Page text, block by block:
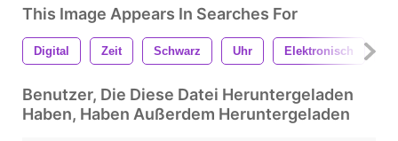
This Image Appears In Searches For
Digital Zeit Schwarz Uhr Elektronisch
Benutzer, Die Diese Datei Heruntergeladen
Haben, Haben Außerdem Heruntergeladen